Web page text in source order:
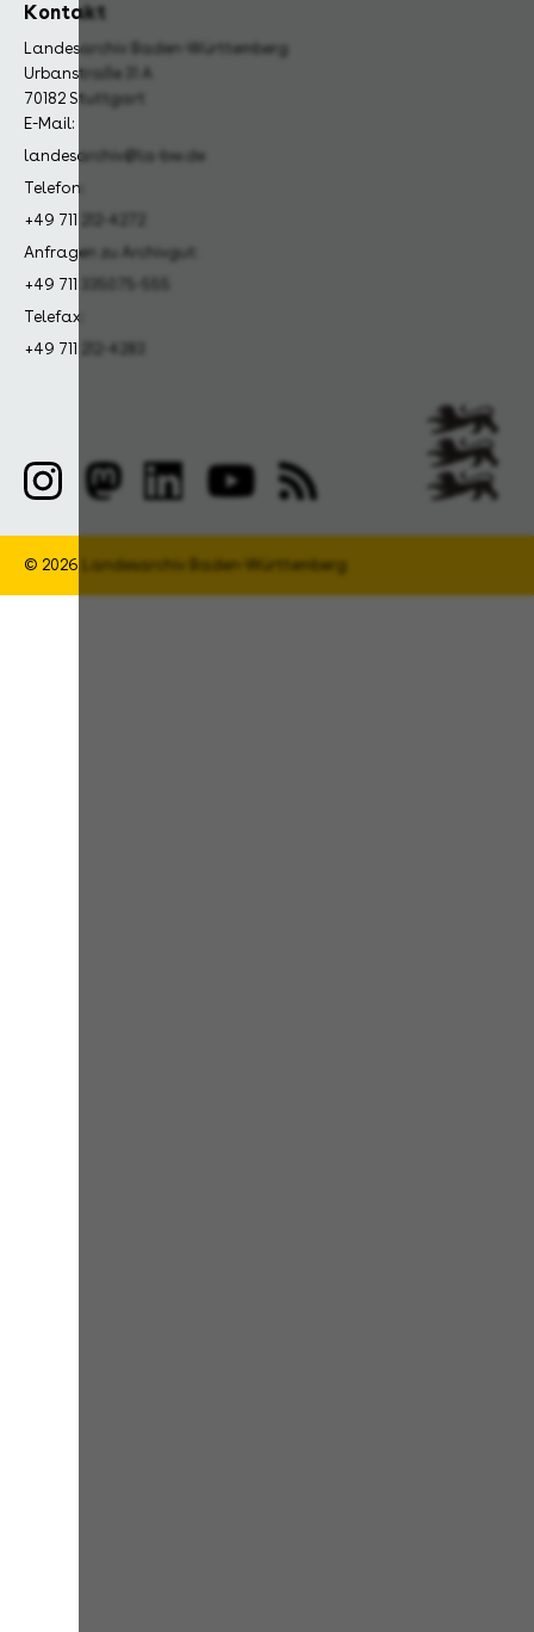
Kontakt
Landesarchiv Baden-Württemberg
Urbanstraße 31 A
70182 Stuttgart
E-Mail:
landesarchiv@la-bw.de
Telefon:
+49 711 212-4272
Anfragen zu Archivgut:
+49 711 335075-555
Telefax:
+49 711 212-4283
© 2026 Landesarchiv Baden-Württemberg